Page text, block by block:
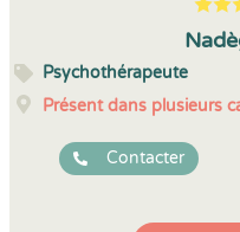
5
1
5
12
Psychothérapeute
Présent dans plusieurs
Contacter